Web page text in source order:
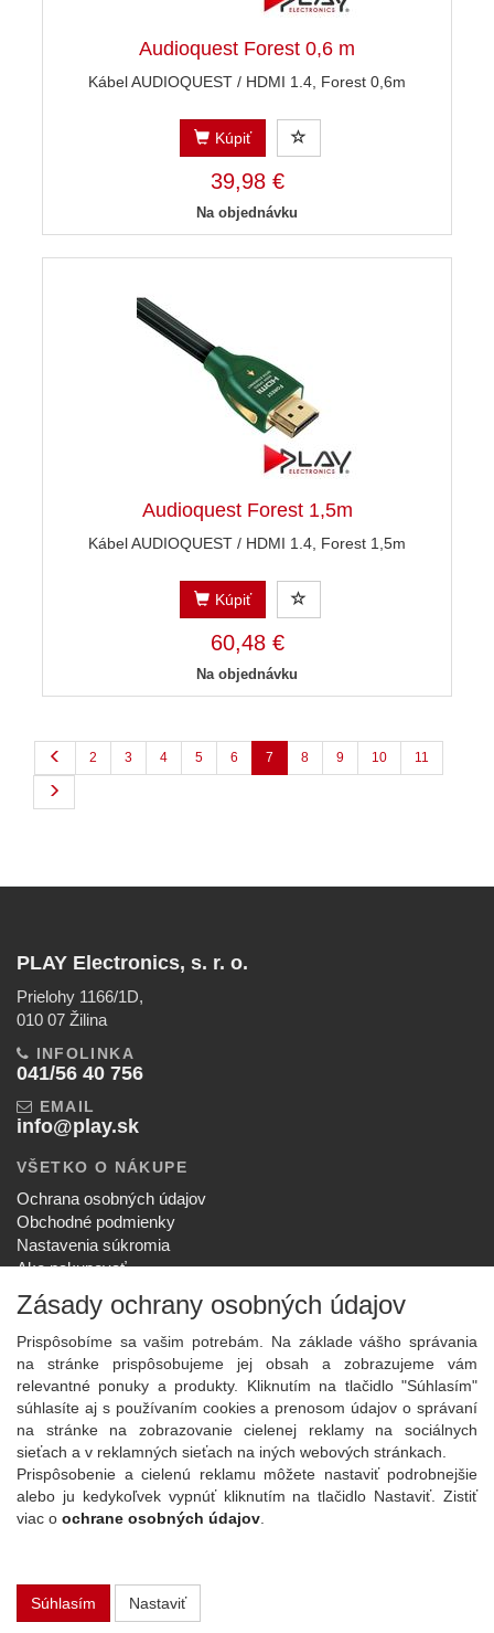
Audioquest Forest 0,6 m
Kábel AUDIOQUEST / HDMI 1.4, Forest 0,6m
Kúpiť
39,98 €
Na objednávku
Audioquest Forest 1,5m
Kábel AUDIOQUEST / HDMI 1.4, Forest 1,5m
Kúpiť
60,48 €
Na objednávku
2 3 4 5 6 7 8 9 10 11
PLAY Electronics, s. r. o.
Prielohy 1166/1D,
010 07 Žilina
INFOLINKA
041/56 40 756
EMAIL
info@play.sk
VŠETKO O NÁKUPE
Ochrana osobných údajov
Obchodné podmienky
Nastavenia súkromia
Ako nakupovať
Reklamačný poriadok
SPOLOČNOSŤ
O nás
Kontakt
Služby
Aktuality
NOVINKY NA EMAIL
Prihlásiť
Viac informácií o tejto službe
Copyright
Zásady ochrany osobných údajov
Prispôsobíme sa vašim potrebám. Na základe vášho správania
na stránke prispôsobujeme jej obsah a zobrazujeme vám
relevantné ponuky a produkty. Kliknutím na tlačidlo "Súhlasím"
súhlasíte aj s používaním cookies a prenosom údajov o správaní
na stránke na zobrazovanie cielenej reklamy na sociálnych
sieťach a v reklamných sieťach na iných webových stránkach.
Prispôsobenie a cielenú reklamu môžete nastaviť podrobnejšie
alebo ju kedykoľvek vypnúť kliknutím na tlačidlo Nastaviť. Zistiť
viac o ochrane osobných údajov
Súhlasím Nastaviť